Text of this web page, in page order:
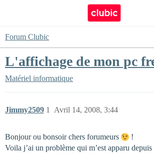
Forum Clubic
L'affichage de mon pc
Matériel informatique
Jimmy2509 Avril 14, 2008, 3:44
1
Bonjour ou bonsoir chers forumeurs
!
Voila j’ai un problème qui m’est apparu